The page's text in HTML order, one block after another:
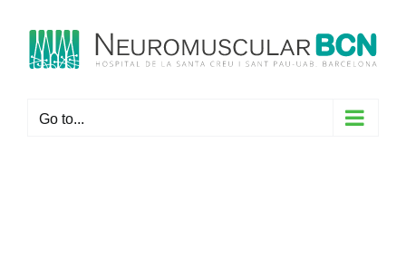
content
Go to...